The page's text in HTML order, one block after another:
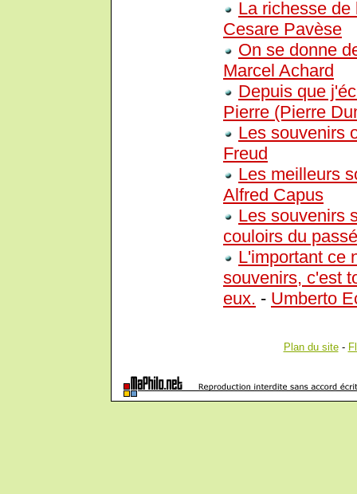
La richesse
Cesare Pavèse
On se donne
Marcel Achard
Depuis que
Pierre (Pierre
Les souvenirs
Freud
Les meilleurs
Alfred Capus
Les souvenirs
couloirs du
L'important ce
souvenirs, c'est
eux. - Umberto
Plan du site-